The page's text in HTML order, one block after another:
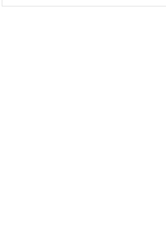
响；<&list>3.稳定器的转向胶套和